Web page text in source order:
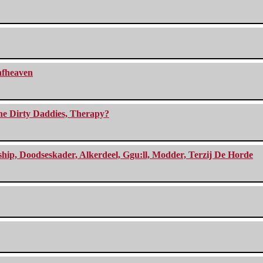
Dirty Daddies, Therapy?
Doodseskader, Alkerdeel, Ggu:ll, Modder, Terzij De Horde